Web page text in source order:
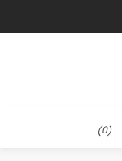
(0)